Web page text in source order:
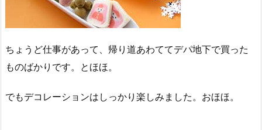
ちょうど仕事があって、帰り道あわててデパ地下で買った
ものばかりです。とほほ。
でもデコレーションはしっかり楽しみました。おほほ。